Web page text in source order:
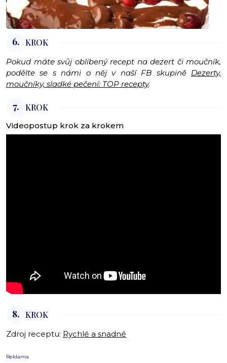
6. KROK
Pokud máte svůj oblíbený recept na dezert či moučník,
podělte se s námi o něj v naší FB skupině Dezerty,
moučníky, sladké pečení: TOP recepty.
7. KROK
Videopostup krok za krokem
8. KROK
Zdroj receptu: Rychlé a snadné
Reklama